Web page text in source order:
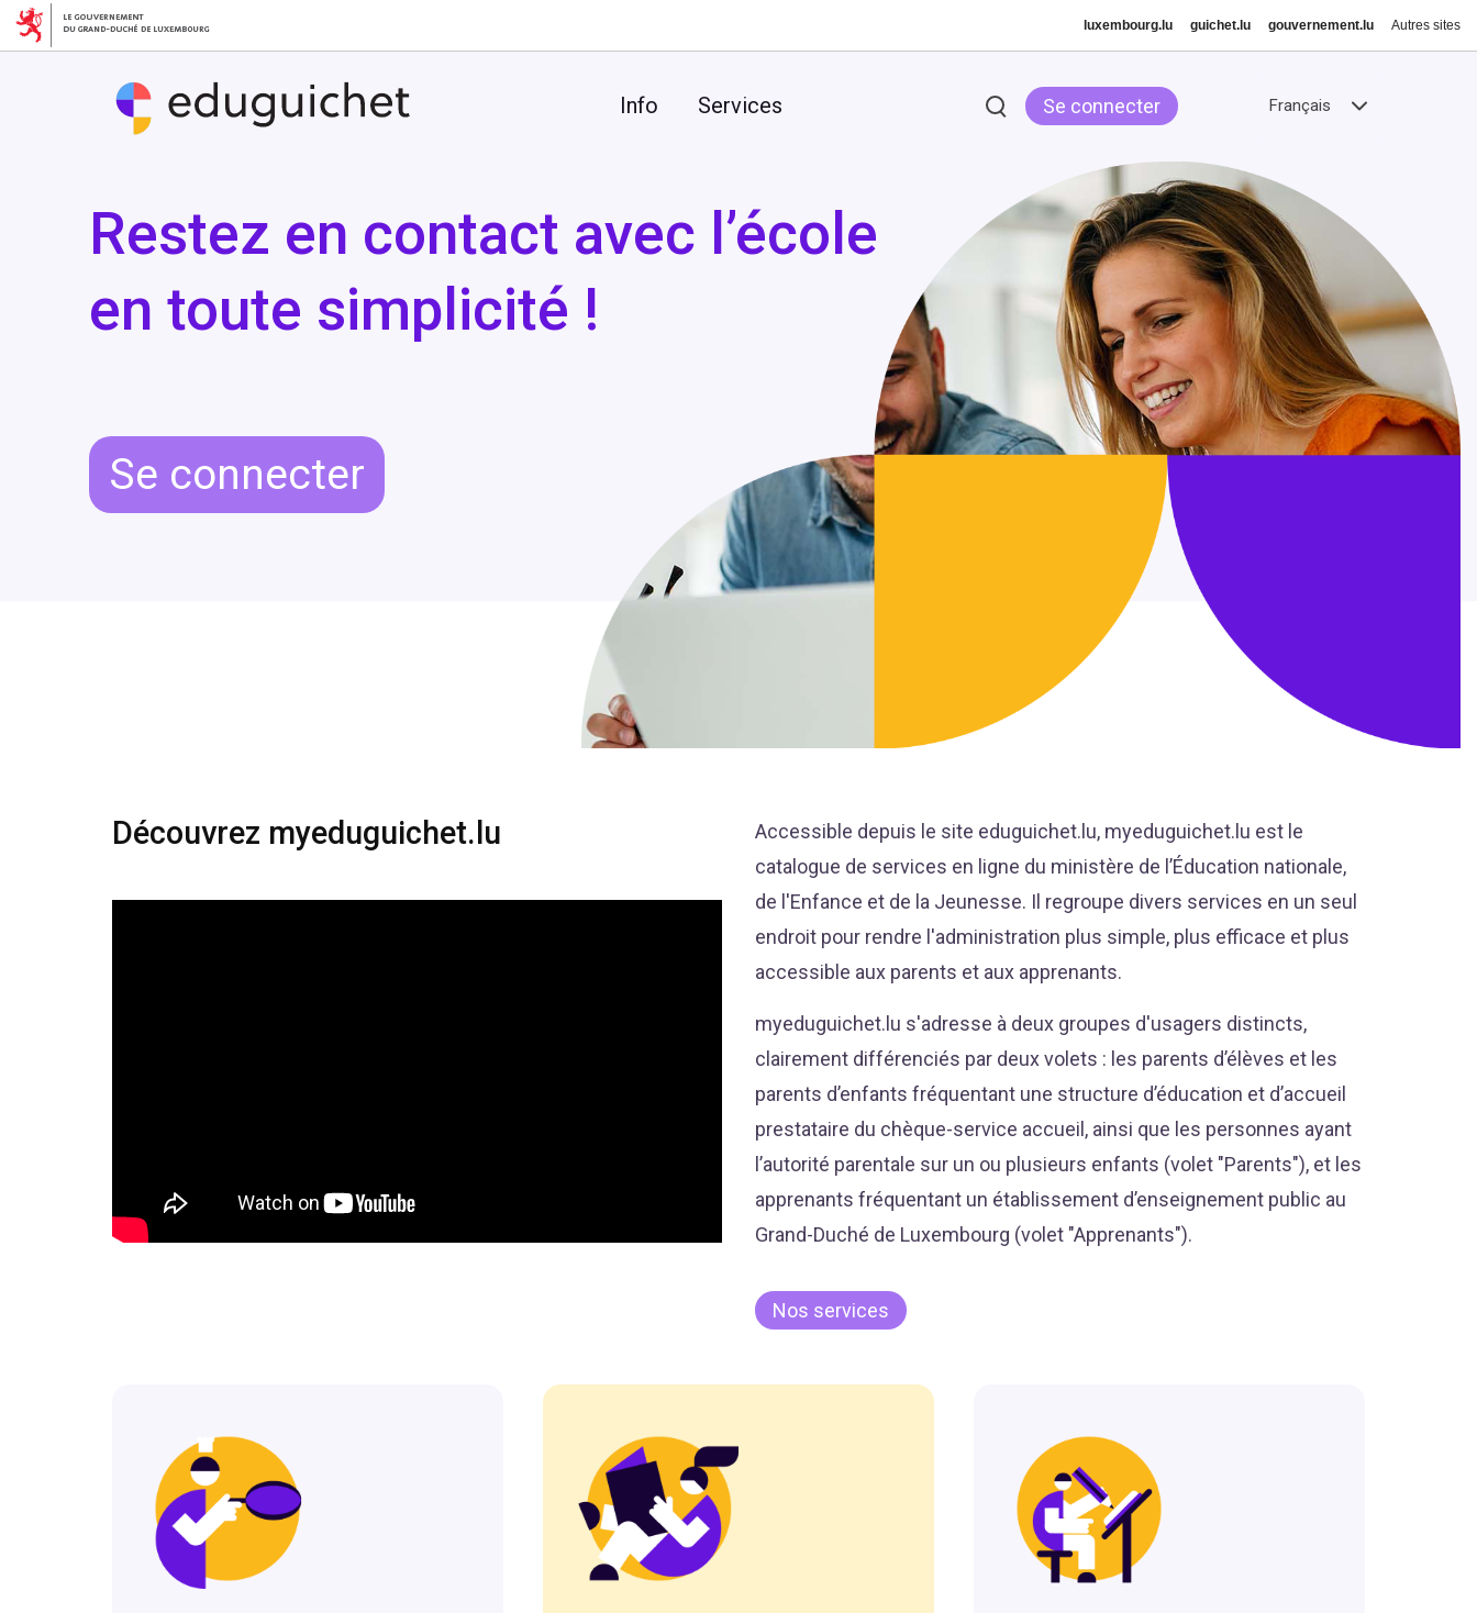
luxembourg.lu guichet.lu gouvernement.lu Autres sites
Info Services Se connecter Français
Restez en contact avec l’école
en toute simplicité !
Se connecter
Découvrez myeduguichet.lu
Accessible depuis le site eduguichet.lu, myeduguichet.lu est le
catalogue de services en ligne du ministère de l’Éducation nationale,
de l'Enfance et de la Jeunesse. Il regroupe divers services en un seul
endroit pour rendre l'administration plus simple, plus efficace et plus
accessible aux parents et aux apprenants.
myeduguichet.lu s'adresse à deux groupes d'usagers distincts,
clairement différenciés par deux volets : les parents d’élèves et les
parents d’enfants fréquentant une structure d’éducation et d’accueil
prestataire du chèque-service accueil, ainsi que les personnes ayant
l’autorité parentale sur un ou plusieurs enfants (volet "Parents"), et les
apprenants fréquentant un établissement d’enseignement public au
Grand-Duché de Luxembourg (volet "Apprenants").
Nos services